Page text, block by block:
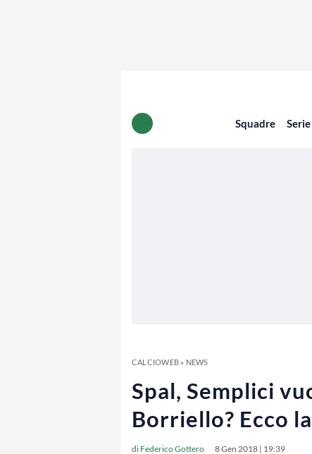
Squadre
CALCIOWEB» NEWS
Spal, Semplici
Borriello? Ecco
di Federico Gottero 8 Gen 2018 | 19:39